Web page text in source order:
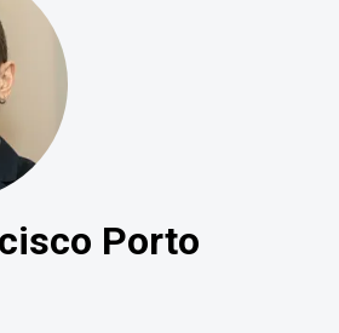
Porto